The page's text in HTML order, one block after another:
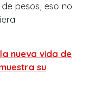
pesos, eso no
nueva vida de
su